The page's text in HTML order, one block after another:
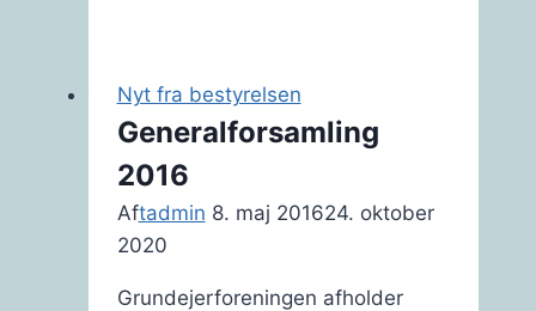
kraft
Nyt fra bestyrelsen
Generalforsamling
2016
Aftadmin 8. maj 201624. oktober
2020
Grundejerforeningen afholder